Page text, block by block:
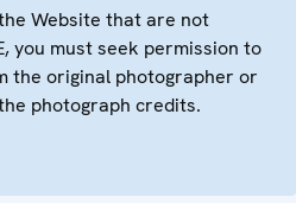
Website that are not
you must seek permission to
the original photographer or
photograph credits.